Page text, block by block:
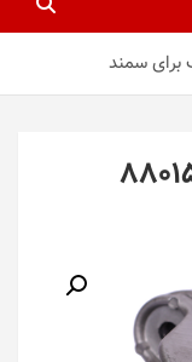
بالا چکاد کد 880150